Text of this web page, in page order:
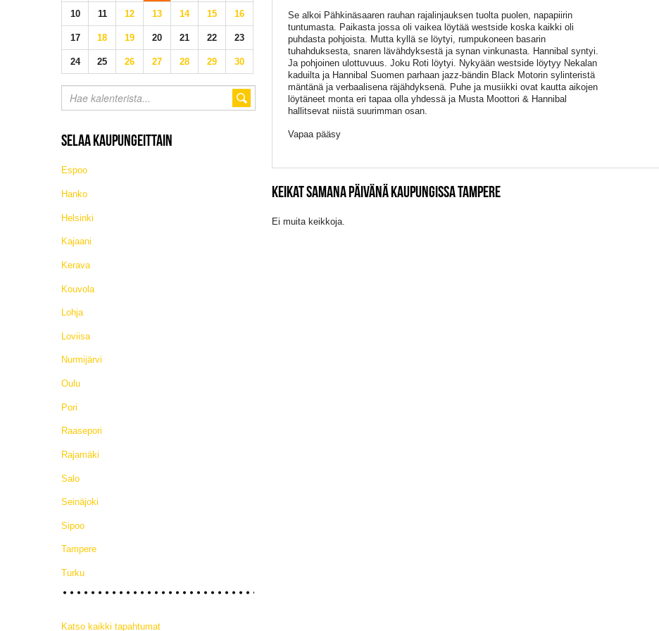
Se alkoi Pähkinäsaaren rauhan rajalinjauksen tuolta puolen, napapiirin
tuntumasta. Paikasta jossa oli vaikea löytää westside koska kaikki oli
puhdasta pohjoista. Mutta kyllä se löytyi, rumpukoneen basarin
tuhahduksesta, snaren lävähdyksestä ja synan vinkunasta. Hannibal syntyi.
Ja pohjoinen ulottuvuus. Joku Roti löytyi. Nykyään westside löytyy Nekalan
kaduilta ja Hannibal Suomen parhaan jazz-bändin Black Motorin sylinteristä
mäntänä ja verbaalisena räjähdyksenä. Puhe ja musiikki ovat kautta aikojen
löytäneet monta eri tapaa olla yhdessä ja Musta Moottori & Hannibal
hallitsevat niistä suurimman osan.
Vapaa pääsy
KEIKAT SAMANA PÄIVÄNÄ KAUPUNGISSA TAMPERE
Ei muita keikkoja.
10 11 12 13 14 15 16
17 18 19 20 21 22 23
24 25 26 27 28 29 30
SELAA KAUPUNGEITTAIN
Espoo
Hanko
Helsinki
Kajaani
Kerava
Kouvola
Lohja
Loviisa
Nurmijärvi
Oulu
Pori
Raasepori
Rajamäki
Salo
Seinäjoki
Sipoo
Tampere
Turku
Katso kaikki tapahtumat